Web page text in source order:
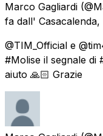
Marco Gagliardi
fa dall'
@TIM_Official e
#Molise il segnale di
aiuto 🙏🏻 Grazie